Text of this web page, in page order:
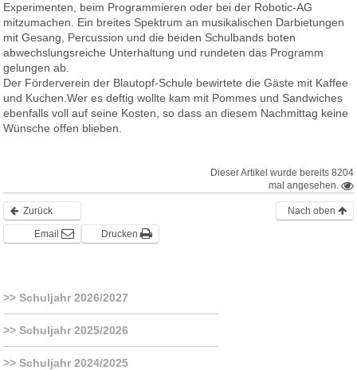
Experimenten, beim Programmieren oder bei der Robotic-AG
mitzumachen. Ein breites Spektrum an musikalischen Darbietungen
mit Gesang, Percussion und die beiden Schulbands boten
abwechslungsreiche Unterhaltung und rundeten das Programm
gelungen ab.
Der Förderverein der Blautopf-Schule bewirtete die Gäste mit Kaffee
und Kuchen.Wer es deftig wollte kam mit Pommes und Sandwiches
ebenfalls voll auf seine Kosten, so dass an diesem Nachmittag keine
Wünsche offen blieben.
Dieser Artikel wurde bereits 8204
mal angesehen.
Zurück Nach oben
Email Drucken
Schuljahr 2026/2027
Schuljahr 2025/2026
Schuljahr 2024/2025